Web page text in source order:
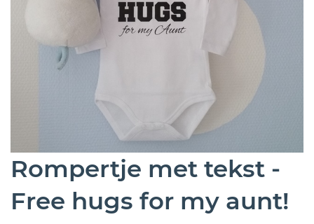
Rompertje met tekst -
Free hugs for my aunt!